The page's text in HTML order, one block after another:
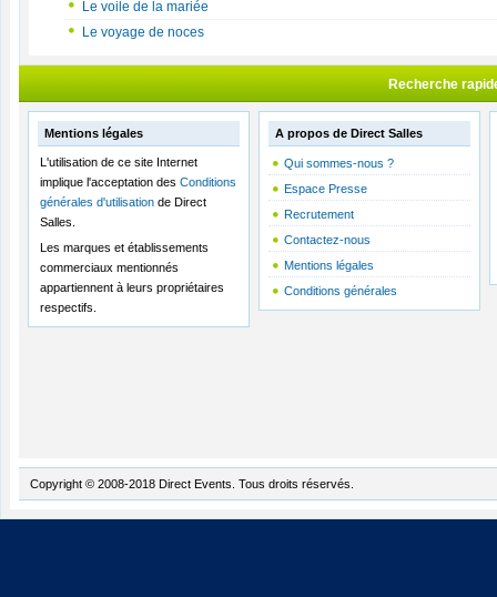
Le voile de la mariée
Le voyage de noces
Recherche
Mentions légales
L'utilisation de ce site Internet
implique l'acceptation des Conditions
générales d'utilisation de Direct
Salles.
Les marques et établissements
commerciaux mentionnés
appartiennent à leurs propriétaires
respectifs.
A propos de Direct Salles
Qui sommes-nous ?
Espace Presse
Recrutement
Contactez-nous
Mentions légales
Conditions générales
Copyright © 2008-2018 Direct Events. Tous droits réservés.